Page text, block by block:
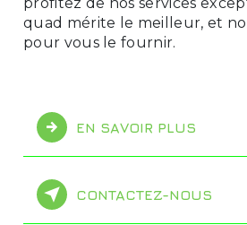
quad mérite le meilleur, et
pour vous le fournir.
EN SAVOIR PLUS
CONTACTEZ-NOUS